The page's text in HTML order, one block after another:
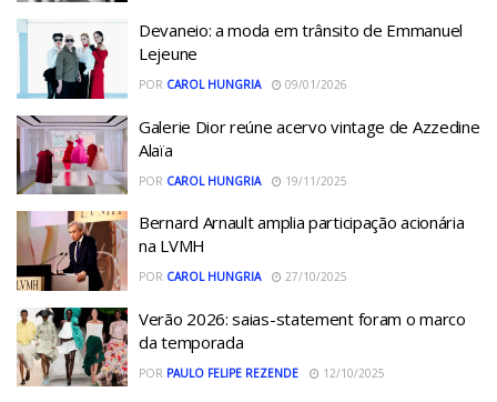
Devaneio: a moda em trânsito de Emmanuel
Lejeune
POR CAROL HUNGRIA 09/01/2026
Galerie Dior reúne acervo vintage de Azzedine
Alaïa
POR CAROL HUNGRIA 19/11/2025
Bernard Arnault amplia participação acionária
na LVMH
POR CAROL HUNGRIA 27/10/2025
Verão 2026: saias-statement foram o marco
da temporada
POR PAULO FELIPE REZENDE 12/10/2025